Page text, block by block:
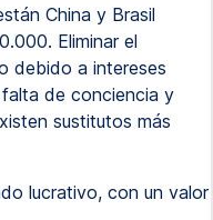
China y Brasil
Eliminar el
debido a intereses
de conciencia y
sustitutos más
lucrativo, con un valor